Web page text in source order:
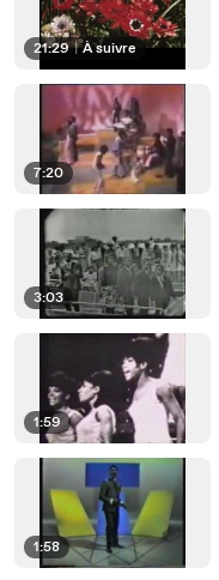
21:29 | À suivre
7:20
3:03
1:59
1:58